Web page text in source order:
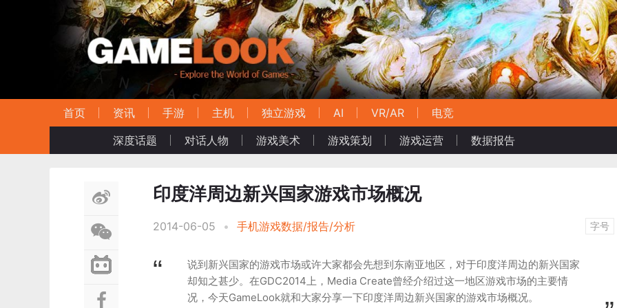
首页 资讯 手游 主机 独立游戏 AI VR/AR
电竞
深度话题
对话人物 游戏美术 游戏策划 游戏运营 数据报告
印度洋周边新兴国家游戏市场概况
2014-06-05 • 手机游戏数据/报告/分析 字号
说到新兴国家的游戏市场或许大家都会先想到东南亚地区，对于印度洋周边的新兴国家
却知之甚少。在GDC2014上，Media Create曾经介绍过这一地区游戏市场的主要情
况，今天GameLook就和大家分享一下印度洋周边新兴国家的游戏市场概况。